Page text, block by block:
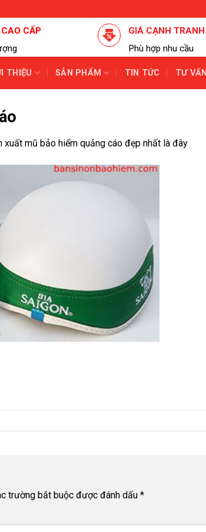
CẤP
GIÁ CẠNH TRANH
Phù hợp nhu cầu
THIỆU SẢN PHẨM TIN TỨC TƯ VẤN
xuất mũ bảo hiểm quảng cáo đẹp nhất là đây
trường bắt buộc được đánh dấu *